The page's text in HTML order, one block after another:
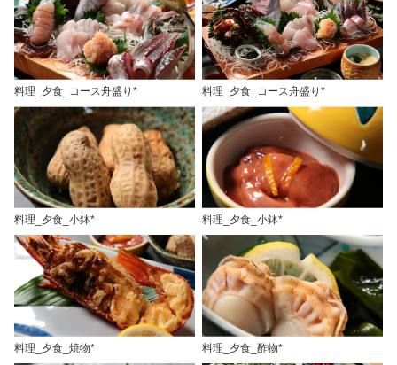
料理_夕食_コース舟盛り* 料理_夕食_コース舟盛り*
料理_夕食_小鉢* 料理_夕食_小鉢*
料理_夕食_焼物* 料理_夕食_酢物*